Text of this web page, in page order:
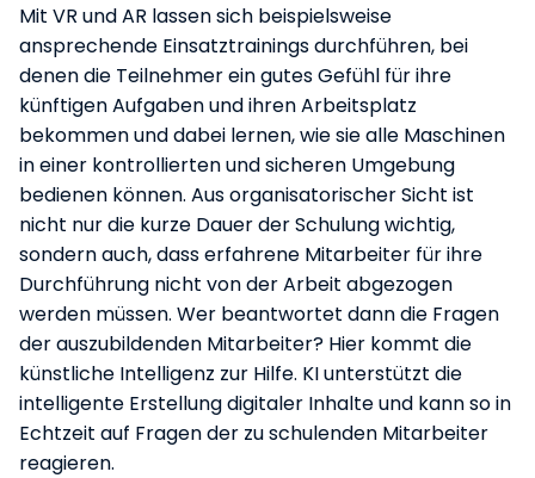
Mit VR und AR lassen sich beispielsweise
ansprechende Einsatztrainings durchführen, bei
denen die Teilnehmer ein gutes Gefühl für ihre
künftigen Aufgaben und ihren Arbeitsplatz
bekommen und dabei lernen, wie sie alle Maschinen
in einer kontrollierten und sicheren Umgebung
bedienen können. Aus organisatorischer Sicht ist
nicht nur die kurze Dauer der Schulung wichtig,
sondern auch, dass erfahrene Mitarbeiter für ihre
Durchführung nicht von der Arbeit abgezogen
werden müssen. Wer beantwortet dann die Fragen
der auszubildenden Mitarbeiter? Hier kommt die
künstliche Intelligenz zur Hilfe. KI unterstützt die
intelligente Erstellung digitaler Inhalte und kann so in
Echtzeit auf Fragen der zu schulenden Mitarbeiter
reagieren.